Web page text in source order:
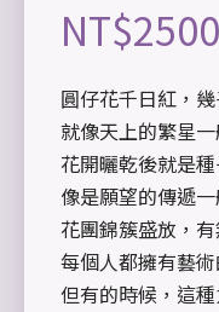
NT$2500
圓仔花千日紅，
就像天上的繁星
花開曬乾後就是種
像是願望的傳遞一
花團錦簇盛放，
每個人都擁有藝術
但有的時候，這